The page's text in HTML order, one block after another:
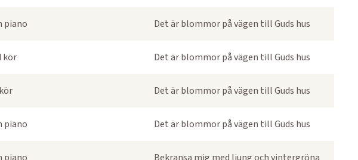
piano Det är blommor på vägen till Guds hus
kör Det är blommor på vägen till Guds hus
Det är blommor på vägen till Guds hus
piano Det är blommor på vägen till Guds hus